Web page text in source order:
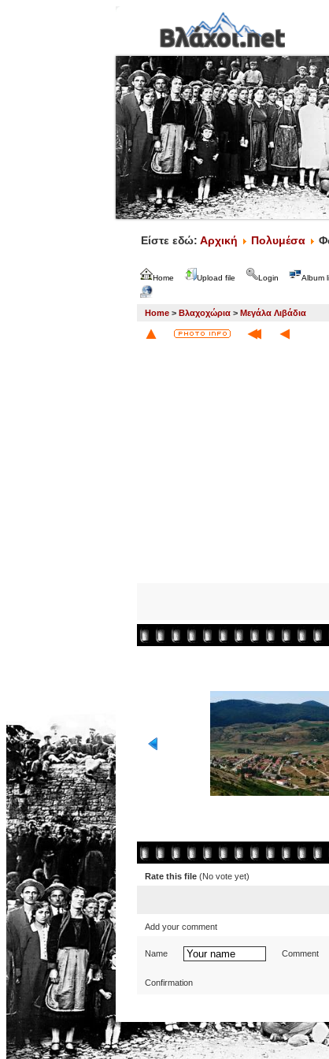
Είστε εδώ: Αρχική Πολυμέσα
Home Upload file Login Album
Home > Βλαχοχώρια > Μεγάλα Λιβάδια
Rate this file (No vote yet)
Add your comment
Name Comment
Confirmation